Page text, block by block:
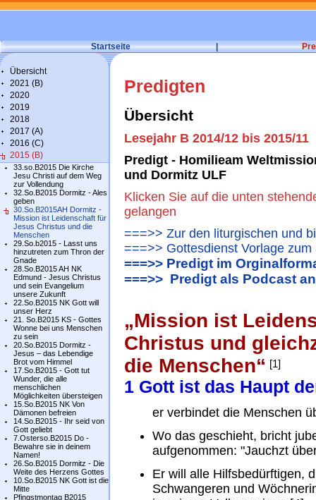
Startseite |
Übersicht
2021 (B)
2020
2019
2018
2017 (A)
2016 (C)
2015 (B)
33.so.B2015 Die Kirche
Jesu Christi auf dem Weg
zur Vollendung
32.So.B2015 Dormitz - Ales
geben
30.So.B2015AH Dormitz -
Mission ist Leidenschaft für
Jesus Christus und die
Menschen
29.So.b2015 - Lasst uns
hinzutreten zum Thron der
Gnade
28.So.B2015 AH NK
Edmund - Jesus Christus
und sein Evangelium
unsere Zukunft
22.So.B2015 NK Gott will
unser Herz
21. So.B2015 KS - Gottes
Wonne bei uns Menschen
zu sein
20.So.B2015 Dormitz -
Jesus – das Lebendige
Brot vom Himmel
17.So.B2015 - Gott tut
Wunder, die alle
menschlichen
Möglichkeiten übersteigen
15.So.B2015 NK Von
Dämonen befreien
14.So.B2015 - Ihr seid von
Gott geliebt
7.Osterso.B2015 Do -
Bewahre sie in deinem
Namen!
26.So.B2015 Dormitz - Die
Weite des Herzens Gottes
10.So.B2015 NK Gott ist die
Mitte
Pfingstmontag B2015
Predigten
Übersicht
Lesejahr B 2014/12 bis 2015/11
Predigt - Homilieam
und Dormitz ULF
Klicken Sie auf die unten
gelangen
===>> Zur den liturgischen und
===>> Gottesdienst Vorlage
===>> Predigt im
===>> Predigt als Podcast
„Mission ist
Christus und
die Menschen“ [1]
1 Gott ist das Haupt
er verbindet die Menschen
Wo das geschieht, bricht
aufgenommen: "Jauchzt
Er will alle Hilfsbedürftigen,
Schwangeren und